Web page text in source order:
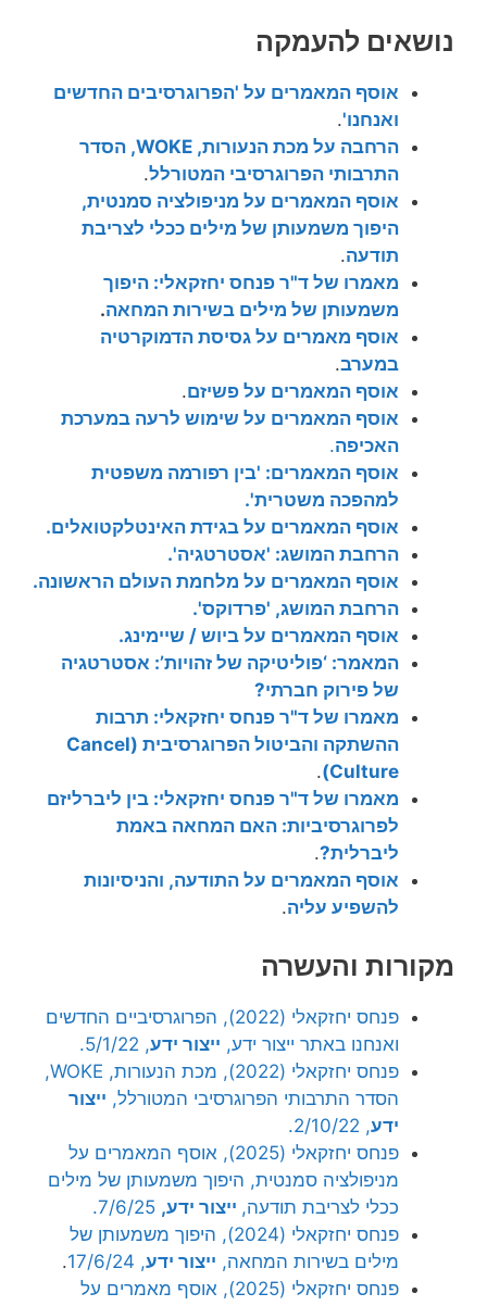
נושאים להעמקה
אוסף המאמרים על 'הפרוגרסיבים החדשים
ואנחנו'.
הרחבה על מכת הנעורות, WOKE, הסדר
התרבותי הפרוגרסיבי המטורלל.
אוסף המאמרים על מניפולציה סמנטית,
היפוך משמעותן של מילים ככלי לצריבת
תודעה.
מאמרו של ד"ר פנחס יחזקאלי: היפוך
משמעותן של מילים בשירות המחאה.
אוסף מאמרים על גסיסת הדמוקרטיה
במערב.
אוסף המאמרים על פשיזם.
אוסף המאמרים על שימוש לרעה במערכת
האכיפה.
אוסף המאמרים: 'בין רפורמה משפטית
למהפכה משטרית'.
אוסף המאמרים על בגידת האינטלקטואלים.
הרחבת המושג: 'אסטרטגיה'.
אוסף המאמרים על מלחמת העולם הראשונה.
הרחבת המושג, 'פרדוקס'.
אוסף המאמרים על ביוש / שיימינג.
המאמר: ‘פוליטיקה של זהויות’: אסטרטגיה
של פירוק חברתי?
מאמרו של ד"ר פנחס יחזקאלי: תרבות
ההשתקה והביטול הפרוגרסיבית (Cancel
Culture)
.
מאמרו של ד"ר פנחס יחזקאלי: בין ליברליזם
לפרוגרסיביות: האם המחאה באמת
ליברלית?.
אוסף המאמרים על התודעה, והניסיונות
להשפיע עליה.
מקורות והעשרה
פנחס יחזקאלי (2022), הפרוגרסיביים החדשים
ואנחנו באתר ייצור ידע, ייצור ידע, 5/1/22.
פנחס יחזקאלי (2022), מכת הנעורות, WOKE,
הסדר התרבותי הפרוגרסיבי המטורלל, ייצור
ידע, 2/10/22.
פנחס יחזקאלי (2025), אוסף המאמרים על
מניפולציה סמנטית, היפוך משמעותן של מילים
ככלי לצריבת תודעה, ייצור ידע,
פנחס יחזקאלי (2024), היפוך משמעותן של
מילים בשירות המחאה, ייצור ידע, 17/6/24
.
פנחס יחזקאלי (2025), אוסף מאמרים על